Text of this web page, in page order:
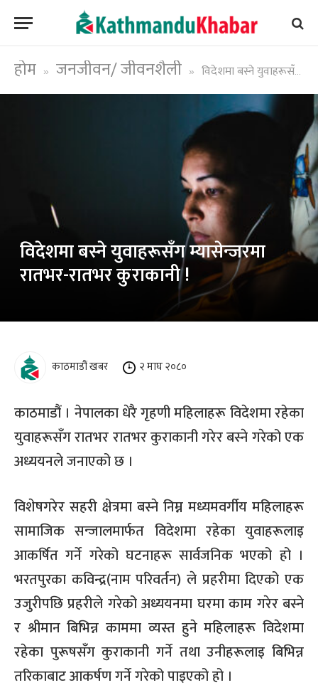
होम » जनजीवन/ जीवनशैली » विदेशमा बस्ने युवाहरूसँग म्यासेन्जरमा रातभर-रातभर कुराकानी !
विदेशमा बस्ने युवाहरूसँग म्यासेन्जरमा
रातभर-रातभर कुराकानी !
काठमाडौं खबर २ माघ २०८०
काठमाडौं । नेपालका धेरै गृहणी महिलाहरू विदेशमा रहेका
युवाहरूसँग रातभर रातभर कुराकानी गरेर बस्ने गरेको एक
अध्ययनले जनाएको छ ।
विशेषगरेर सहरी क्षेत्रमा बस्ने निम्न मध्यमवर्गीय महिलाहरू
सामाजिक सन्जालमार्फत विदेशमा रहेका युवाहरूलाइ
आकर्षित गर्ने गरेको घटनाहरू सार्वजनिक भएको हो ।
भरतपुरका कविन्द्र(नाम परिवर्तन) ले प्रहरीमा दिएको एक
उजुरीपछि प्रहरीले गरेको अध्ययनमा घरमा काम गरेर बस्ने
र श्रीमान बिभिन्न काममा व्यस्त हुने महिलाहरू विदेशमा
रहेका पुरूषसँग कुराकानी गर्ने तथा उनीहरूलाइ बिभिन्न
तरिकाबाट आकर्षण गर्ने गरेको पाइएको हो ।